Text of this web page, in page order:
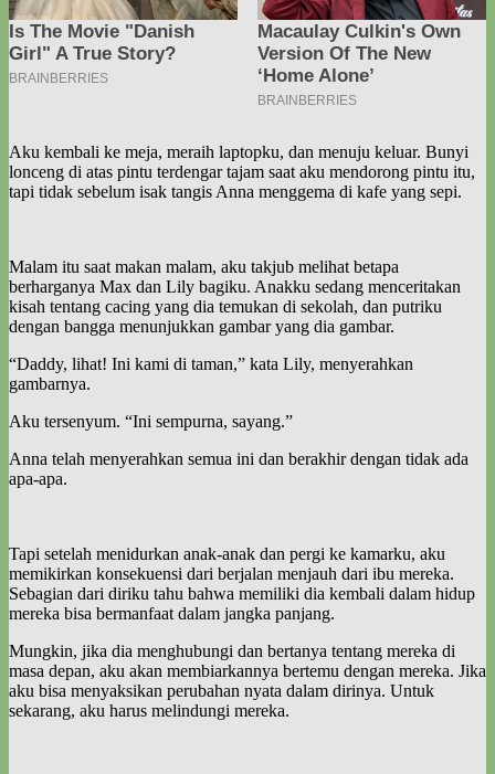
Aku kembali ke meja, meraih laptopku, dan menuju keluar. Bunyi
lonceng di atas pintu terdengar tajam saat aku mendorong pintu itu,
tapi tidak sebelum isak tangis Anna menggema di kafe yang sepi.
Malam itu saat makan malam, aku takjub melihat betapa
berharganya Max dan Lily bagiku. Anakku sedang menceritakan
kisah tentang cacing yang dia temukan di sekolah, dan putriku
dengan bangga menunjukkan gambar yang dia gambar.
“Daddy, lihat! Ini kami di taman,” kata Lily, menyerahkan
gambarnya.
Aku tersenyum. “Ini sempurna, sayang.”
Anna telah menyerahkan semua ini dan berakhir dengan tidak ada
apa-apa.
Tapi setelah menidurkan anak-anak dan pergi ke kamarku, aku
memikirkan konsekuensi dari berjalan menjauh dari ibu mereka.
Sebagian dari diriku tahu bahwa memiliki dia kembali dalam hidup
mereka bisa bermanfaat dalam jangka panjang.
Mungkin, jika dia menghubungi dan bertanya tentang mereka di
masa depan, aku akan membiarkannya bertemu dengan mereka. Jika
aku bisa menyaksikan perubahan nyata dalam dirinya. Untuk
sekarang, aku harus melindungi mereka.